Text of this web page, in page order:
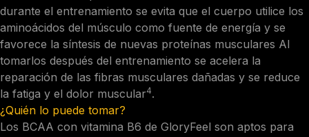
durante el entrenamiento se evita que el cuerpo utilice los
aminoácidos del músculo como fuente de energía y se
favorece la síntesis de nuevas proteínas musculares Al
tomarlos después del entrenamiento se acelera la
reparación de las fibras musculares dañadas y se reduce
la fatiga y el dolor muscular4.
¿Quién lo puede tomar?
Los BCAA con vitamina B6 de GloryFeel son aptos para